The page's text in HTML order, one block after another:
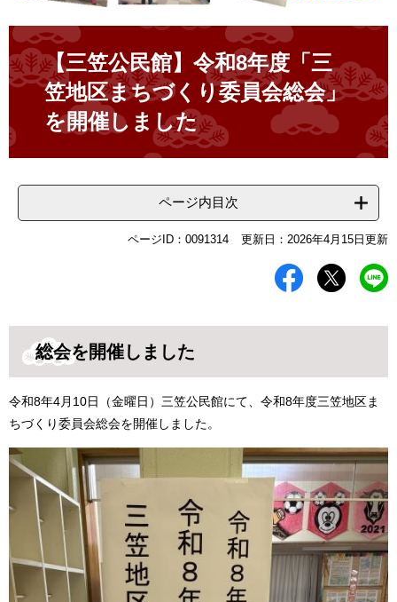
本
文
【三笠公民館】令和8年度「三
笠地区まちづくり委員会総会」
を開催しました
ページ内目次
ページID：0091314 更新日：2026年4月15日更新
総会を開催しました
令和8年4月10日（金曜日）三笠公民館にて、令和8年度三笠地区ま
ちづくり委員会総会を開催しました。